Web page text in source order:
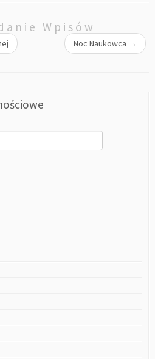
Wpisów
Noc Naukowca →